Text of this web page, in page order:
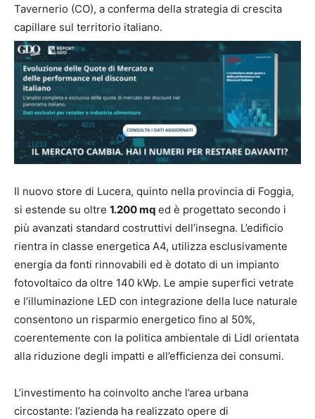
Tavernerio (CO), a conferma della strategia di crescita
capillare sul territorio italiano.
Il nuovo store di Lucera, quinto nella provincia di Foggia,
si estende su oltre 1.200 mq ed è progettato secondo i
più avanzati standard costruttivi dell’insegna. L’edificio
rientra in classe energetica A4, utilizza esclusivamente
energia da fonti rinnovabili ed è dotato di un impianto
fotovoltaico da oltre 140 kWp. Le ampie superfici vetrate
e l’illuminazione LED con integrazione della luce naturale
consentono un risparmio energetico fino al 50%,
coerentemente con la politica ambientale di Lidl orientata
alla riduzione degli impatti e all’efficienza dei consumi.
L’investimento ha coinvolto anche l’area urbana
circostante: l’azienda ha realizzato opere di